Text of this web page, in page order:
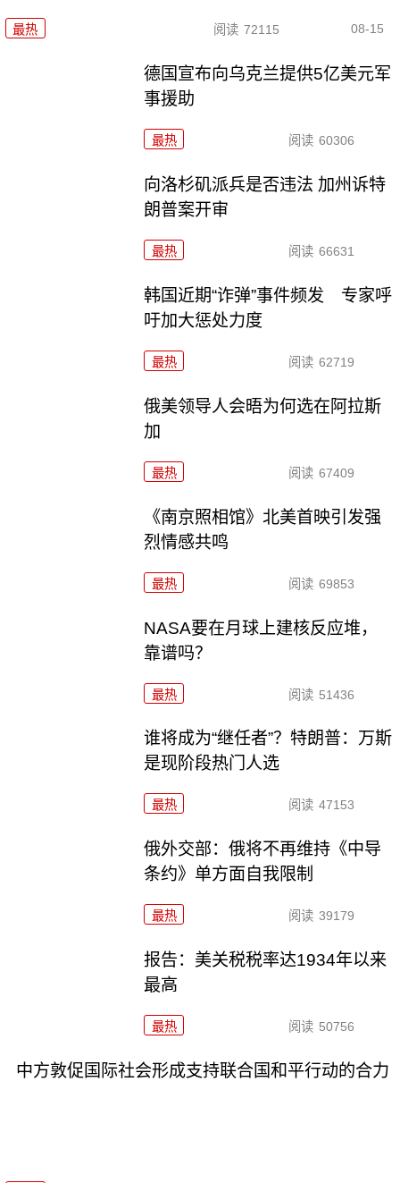
最热 阅读 72115 08-15
德国宣布向乌克兰提供5亿美元军
事援助
最热 阅读 60306
向洛杉矶派兵是否违法 加州诉特
朗普案开审
最热 阅读 66631
韩国近期“诈弹”事件频发 专家呼
吁加大惩处力度
最热 阅读 62719
俄美领导人会晤为何选在阿拉斯
加
最热 阅读 67409
《南京照相馆》北美首映引发强
烈情感共鸣
最热 阅读 69853
NASA要在月球上建核反应堆，
靠谱吗？
最热 阅读 51436
谁将成为“继任者”？特朗普：万斯
是现阶段热门人选
最热 阅读 47153
俄外交部：俄将不再维持《中导
条约》单方面自我限制
最热 阅读 39179
报告：美关税税率达1934年以来
最高
最热 阅读 50756
中方敦促国际社会形成支持联合国和平行动的合力